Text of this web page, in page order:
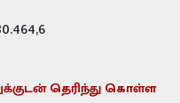
தெரிந்து கொள்ள